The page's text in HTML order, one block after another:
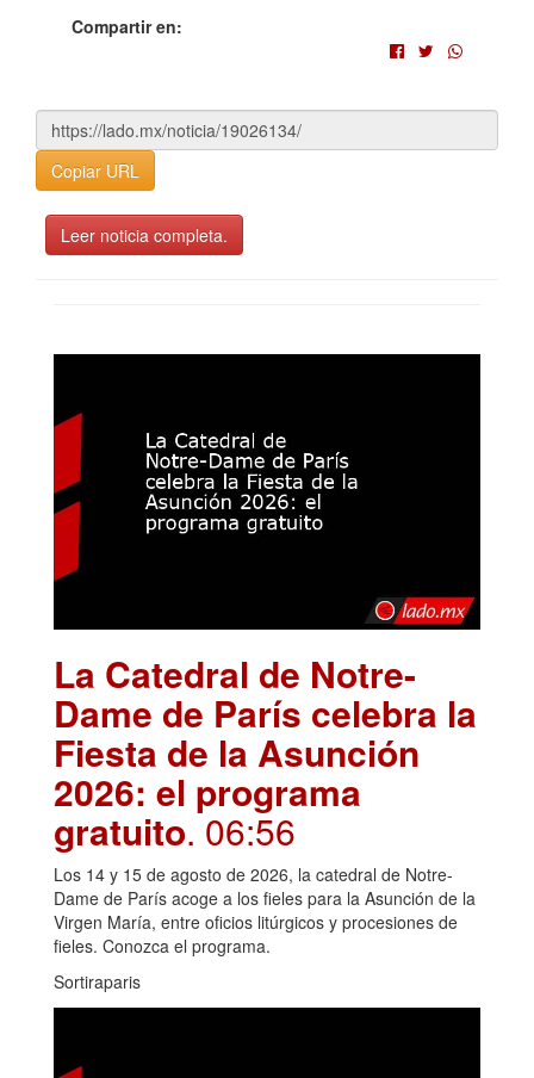
Compartir en:
Copiar URL
Leer noticia completa.
La Catedral de Notre-
Dame de París celebra la
Fiesta de la Asunción
2026: el programa
gratuito. 06:56
Los 14 y 15 de agosto de 2026, la catedral de Notre-
Dame de París acoge a los fieles para la Asunción de la
Virgen María, entre oficios litúrgicos y procesiones de
fieles. Conozca el programa.
Sortiraparis